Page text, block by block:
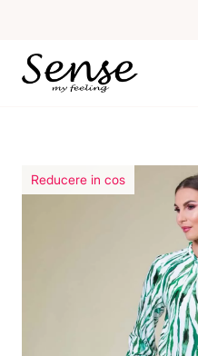
-20% la 1
Reducere in cos